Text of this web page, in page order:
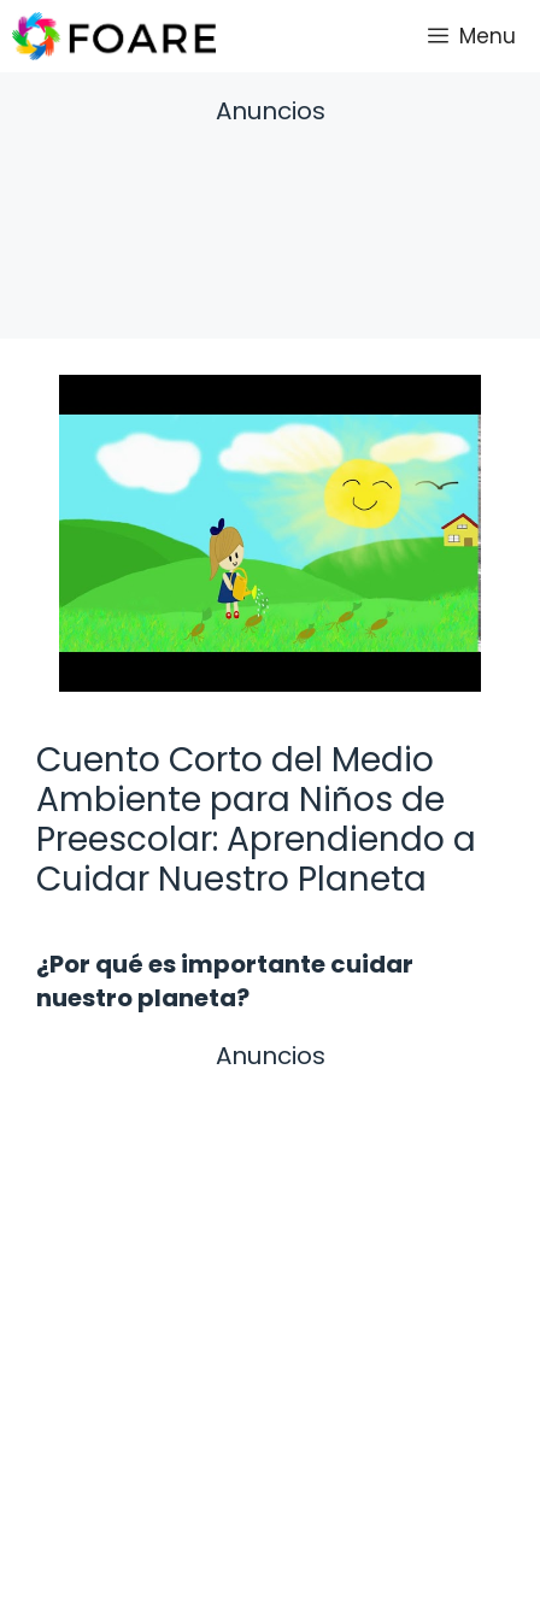
Saltar
al
Menu
Anuncios
Cuento Corto del Medio
Ambiente para Niños de
Preescolar: Aprendiendo a
Cuidar Nuestro Planeta
¿Por qué es importante cuidar
nuestro planeta?
Anuncios